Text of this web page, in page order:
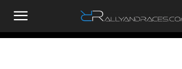
RallyandRaces.com